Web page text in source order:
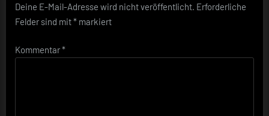
Deine E-Mail-Adresse wird nicht veröffentlicht. Erforderliche
Felder sind mit* markiert
Kommentar*